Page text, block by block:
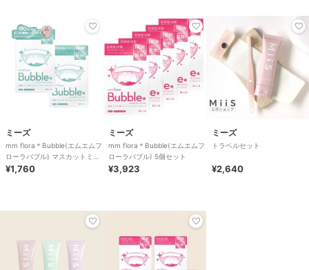
ミーズ
mm flora＊Bubble(エムエムフ
ローラバブル) マスカットミン
ト風味 2個セット
¥1,760
ミーズ
mm flora＊Bubble(エムエムフ
ローラバブル) 5個セット
¥3,923
ミーズ
トラベルセット
¥2,640